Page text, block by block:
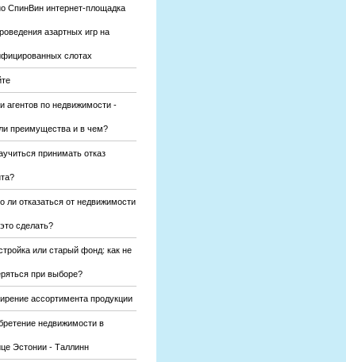
СпинВин интернет-площадка
азартных игр на
слотах
агентов по недвижимости -
преимущества и в чем?
принимать отказ
ли отказаться от недвижимости
сделать?
или старый фонд: как не
при выборе?
ассортимента продукции
недвижимости в
Эстонии - Таллинн